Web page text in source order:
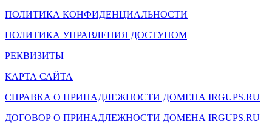
ПОЛИТИКА КОНФИДЕНЦИАЛЬНОСТИ
ПОЛИТИКА УПРАВЛЕНИЯ ДОСТУПОМ
РЕКВИЗИТЫ
КАРТА САЙТА
СПРАВКА О ПРИНАДЛЕЖНОСТИ ДОМЕНА IRGUPS.RU
ДОГОВОР О ПРИНАДЛЕЖНОСТИ ДОМЕНА IRGUPS.RU